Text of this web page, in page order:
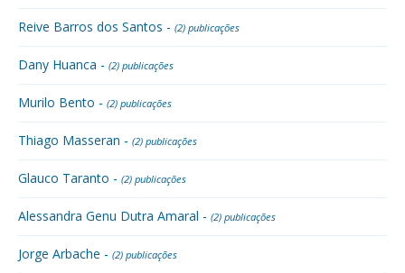
Reive Barros dos Santos - (2) publicações
Dany Huanca - (2) publicações
Murilo Bento - (2) publicações
Thiago Masseran - (2) publicações
Glauco Taranto - (2) publicações
Alessandra Genu Dutra Amaral - (2) publicações
Jorge Arbache - (2) publicações